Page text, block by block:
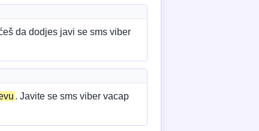
da dodjes javi se sms viber
. Javite se sms viber vacap